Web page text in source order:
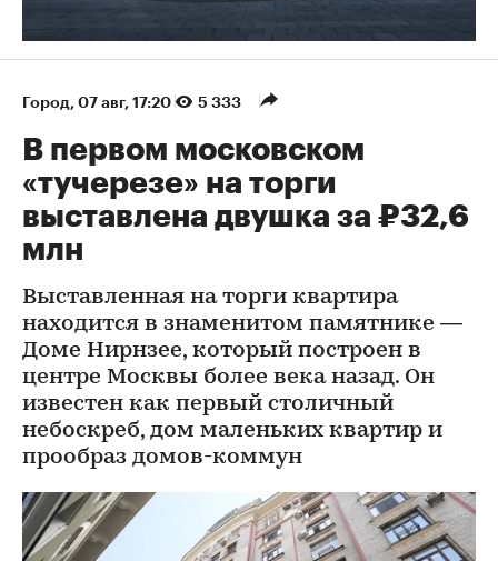
Город⁠, 07 авг, 17:20 5 333
В первом московском
«тучерезе» на торги
выставлена двушка за ₽32,6
млн
Выставленная на торги квартира
находится в знаменитом памятнике —
Доме Нирнзее, который построен в
центре Москвы более века назад. Он
известен как первый столичный
небоскреб, дом маленьких квартир и
прообраз домов-коммун